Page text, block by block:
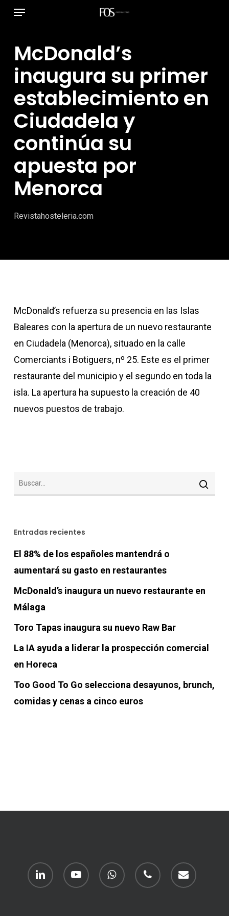
principal
Menú
McDonald’s
inaugura su primer
establecimiento en
Ciudadela y
continúa su
apuesta por
Menorca
Revistahosteleria.com
McDonald’s refuerza su presencia en las Islas
Baleares con la apertura de un nuevo restaurante
en Ciudadela (Menorca), situado en la calle
Comerciants i Botiguers, nº 25. Este es el primer
restaurante del municipio y el segundo en toda la
isla. La apertura ha supuesto la creación de 40
nuevos puestos de trabajo.
Entradas recientes
El 88% de los españoles mantendrá o
aumentará su gasto en restaurantes
McDonald’s inaugura un nuevo restaurante en
Málaga
Toro Tapas inaugura su nuevo Raw Bar
La IA ayuda a liderar la prospección comercial
en Horeca
Too Good To Go selecciona desayunos, brunch,
comidas y cenas a cinco euros
linkedin youtube whatsapp phone email